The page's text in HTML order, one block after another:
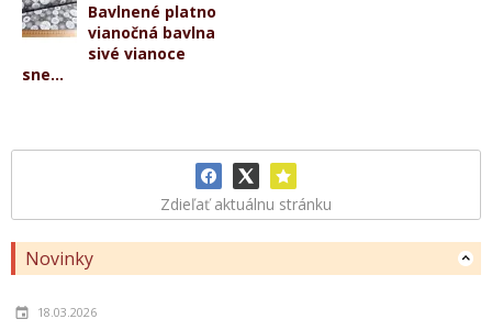
Bavlnené platno
vianočná bavlna
sivé vianoce
sne...
Zdieľať aktuálnu stránku
Novinky
18.03.2026